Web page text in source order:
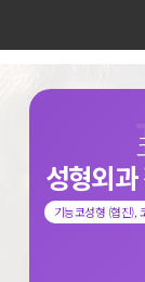
성형외
기능코성형 (협진),